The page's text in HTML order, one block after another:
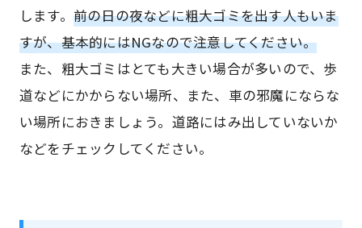
します。 前の日の夜などに粗大ゴミを出す人もいま
すが、基本的にはNGなので注意してください。
また、粗大ゴミはとても大きい場合が多いので、歩
道などにかからない場所、また、車の邪魔にならな
い場所におきましょう。道路にはみ出していないか
などをチェックしてください。